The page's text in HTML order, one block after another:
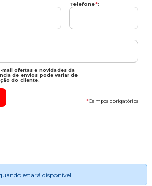
Telefone*:
mail ofertas e novidades da
de envios pode variar de
do cliente.
*Campos obrigatórios
estará disponível!